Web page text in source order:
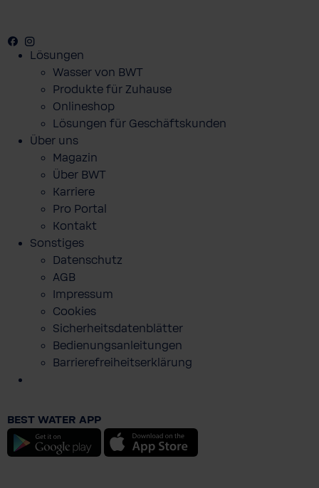
€ 49,90 Preise inkl. MwSt. zzgl. Versandkosten
Facebook
Youtube
Lösungen
Wasser von BWT
Produkte für Zuhause
Onlineshop
Lösungen für Geschäftskunden
Über uns
Magazin
Über BWT
Karriere
Pro Portal
Kontakt
Sonstiges
Datenschutz
AGB
Impressum
Cookies
Sicherheitsdatenblätter
Bedienungsanleitungen
Barrierefreiheitserklärung
BEST WATER APP
Android